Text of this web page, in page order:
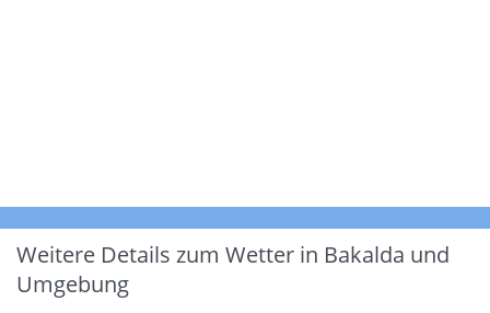
Weitere Details zum Wetter in Bakalda und
Umgebung